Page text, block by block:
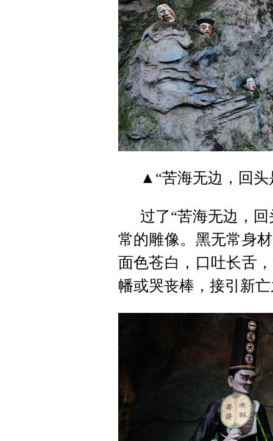
▲“苦海无边，回头
过了“苦海无边，
常的雕像。黑无常身
面色苍白，口吐长舌
幡或哭丧棒，接引新